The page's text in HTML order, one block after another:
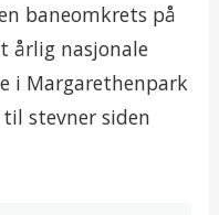
baneomkrets på
årlig nasjonale
i Margarethenpark
stevner siden